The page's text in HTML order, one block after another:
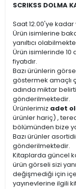
SCRIKSS DOLMA
Saat 12.00'ye
Ürün isimlerine
yanıltıcı
Ürün isimlerinde 10
fiyatıdır.
Bazı ürünlerin
göstermek amaçlı
adında miktar
gönderilmektedir.
Ürünlerimiz adet
ürünler hariç) ,
bölümünden bize
Bazı ürünler
gönderilmektedir.
Kitaplarda güncel
ürün görseli sizi
değişmediği için
yayınevlerine ilgili